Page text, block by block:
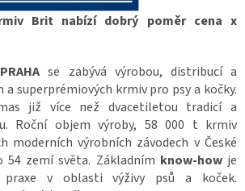
Brit nabízí dobrý poměr cena x
se zabývá výrobou, distribucí a
a superprémiových krmiv pro psy a kočky.
již více než dvacetiletou tradicí a
Roční objem výroby, 58 000 t krmiv
moderních výrobních závodech v České
54 zemí světa. Základním know-how je
praxe v oblasti výživy psů a koček.